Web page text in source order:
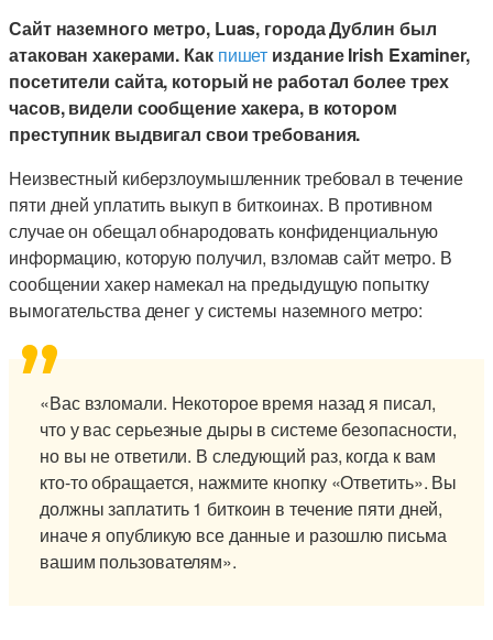
Сайт наземного метро, Luas, города Дублин был
атакован хакерами. Как пишет издание Irish Examiner,
посетители сайта, который не работал более трех
часов, видели сообщение хакера, в котором
преступник выдвигал свои требования.
Неизвестный киберзлоумышленник требовал в течение
пяти дней уплатить выкуп в биткоинах. В противном
случае он обещал обнародовать конфиденциальную
информацию, которую получил, взломав сайт метро. В
сообщении хакер намекал на предыдущую попытку
вымогательства денег у системы наземного метро:
«Вас взломали. Некоторое время назад я писал,
что у вас серьезные дыры в системе безопасности,
но вы не ответили. В следующий раз, когда к вам
кто-то обращается, нажмите кнопку «Ответить». Вы
должны заплатить 1 биткоин в течение пяти дней,
иначе я опубликую все данные и разошлю письма
вашим пользователям».